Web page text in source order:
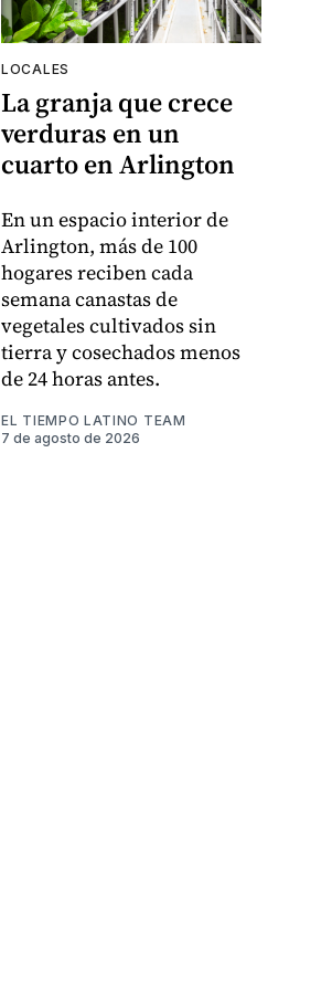
LOCALES
La granja que crece
verduras en un
cuarto en Arlington
En un espacio interior de
Arlington, más de 100
hogares reciben cada
semana canastas de
vegetales cultivados sin
tierra y cosechados menos
de 24 horas antes.
EL TIEMPO LATINO TEAM
7 de agosto de 2026